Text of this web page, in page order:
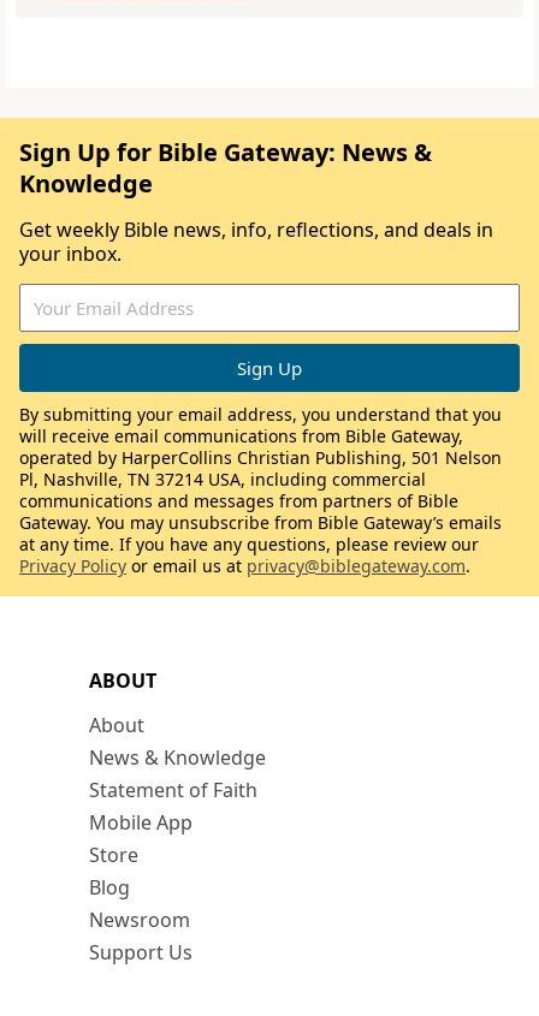
ABOUT
About
News & Knowledge
Statement of Faith
Mobile App
Store
Blog
Newsroom
Support Us
Sign Up for Bible Gateway: News &
Knowledge
Get weekly Bible news, info, reflections, and deals in
your inbox.
By submitting your email address, you understand that you
will receive email communications from Bible Gateway,
operated by HarperCollins Christian Publishing, 501 Nelson
Pl, Nashville, TN 37214 USA, including commercial
communications and messages from partners of Bible
Gateway. You may unsubscribe from Bible Gateway’s emails
at any time. If you have any questions, please review our
Privacy Policy or email us at privacy@biblegateway.com.